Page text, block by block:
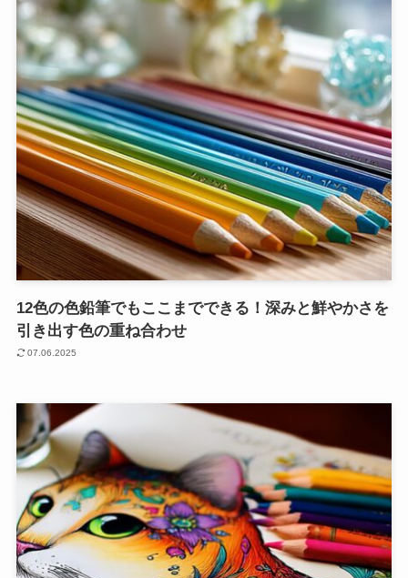
12色の色鉛筆でもここまでできる！深みと鮮やかさを
引き出す色の重ね合わせ
07.06.2025